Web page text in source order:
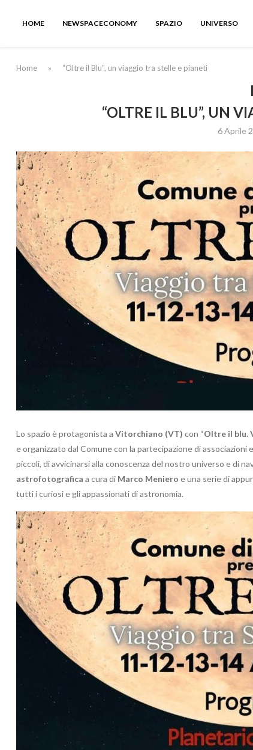
HOME NEWSPACECONOMY SPAZIO UNIVERSO
Home » “Oltre il Blu”, un viaggio tra stelle e pianeti
“OLTRE IL BLU”, UN
6 Aprile
Lo spazio è protagonista a Vitorchiano (VT) con “Oltre il blu.
e organizzato dal Comune con la partecipazione di
piccoli, di avvicinarsi alla conoscenza del nostro universo e di
astrofotografica a cura di Marco Meniero e una serie di
tutti i curiosi e gli appassionati di astronomia.